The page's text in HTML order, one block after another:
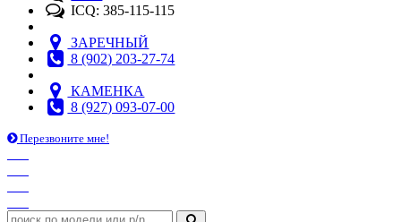
ICQ: 385-115-115
ЗАРЕЧНЫЙ
8 (902) 203-27-74
КАМЕНКА
8 (927) 093-07-00
Перезвоните мне!